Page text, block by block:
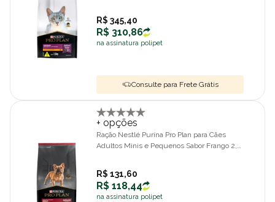
R$ 345,40
R$ 310,86
na assinatura polipet
Consulte para Frete Grátis
+ opções
Ração Nestlé Purina Pro Plan para Cães
Adultos Minis e Pequenos Sabor Frango 2,5
R$ 131,60
R$ 118,44
na assinatura polipet